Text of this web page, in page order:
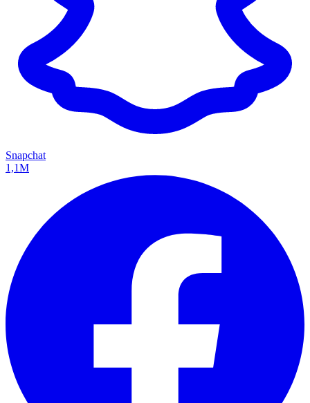
Snapchat
1,1M